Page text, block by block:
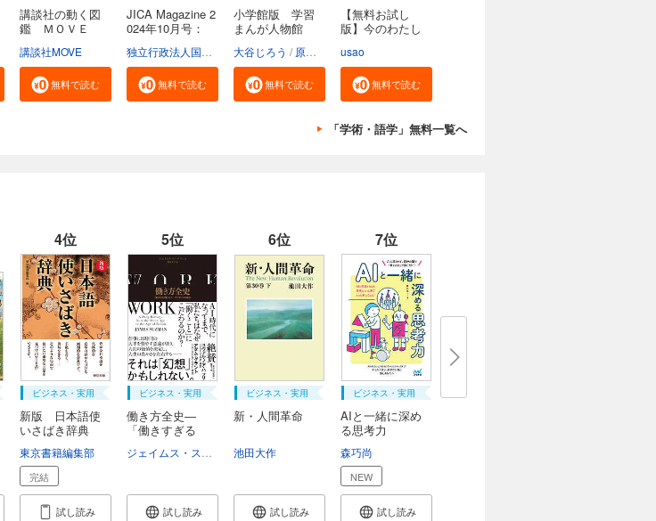
講談社の動く図
鑑 ＭＯＶＥ
講談社MOVE
無料で読む
JICA Magazine 2
024年10月号：
無料で読む
小学館版 学習
まんが人物館
大谷じろう 原口泉
無料で読む
【無料お試し
版】今のわたし
usao
無料で読む
「学術・語学」無料一覧へ
宮崎佑介 伊藤弥寿彦 對比地孝亘
4位
ビジネス・実用
新版 日本語使
いさばき辞典
東京書籍編集部
完結
試し読み
5位
ビジネス・実用
働き方全史―
「働きすぎる
渡会圭子
試し読み
6位
ビジネス・実用
新・人間革命
池田大作
試し読み
7位
ビジネス・実用
AIと一緒に深め
る思考力
森巧尚
NEW
試し読み